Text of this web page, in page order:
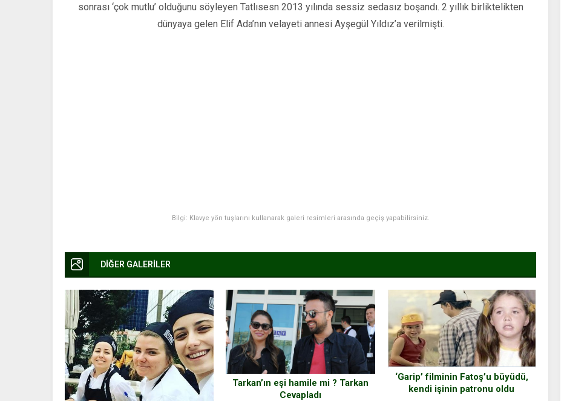
sonrası ‘çok mutlu’ olduğunu söyleyen Tatlısesn 2013 yılında sessiz sedasız boşandı. 2 yıllık birliktelikten
dünyaya gelen Elif Ada’nın velayeti annesi Ayşegül Yıldız’a verilmişti.
Bilgi: Klavye yön tuşlarını kullanarak galeri resimleri arasında geçiş yapabilirsiniz.
DİĞER GALERİLER
Tarkan’ın eşi hamile mi ? Tarkan
Cevapladı
‘Garip’ filminin Fatoş’u büyüdü,
kendi işinin patronu oldu